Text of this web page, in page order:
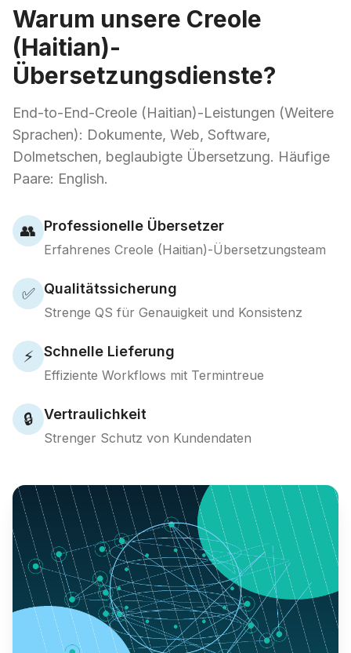
Warum unsere Creole
(Haitian)-
Übersetzungsdienste?
End-to-End-Creole (Haitian)-Leistungen (Weitere
Sprachen): Dokumente, Web, Software,
Dolmetschen, beglaubigte Übersetzung. Häufige
Paare: English.
👥 Professionelle Übersetzer
Erfahrenes Creole (Haitian)-Übersetzungsteam
✅ Qualitätssicherung
Strenge QS für Genauigkeit und Konsistenz
⚡ Schnelle Lieferung
Effiziente Workflows mit Termintreue
🔒 Vertraulichkeit
Strenger Schutz von Kundendaten